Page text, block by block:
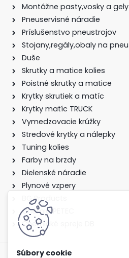
Montážne pasty,vosky a gely
Pneuservisné náradie
Príslušenstvo pneustrojov
Stojany,regály,obaly na pneu
Duše
Skrutky a matice kolies
Poistné skrutky a matice
Krytky skrutiek a matíc
Krytky matíc TRUCK
Vymedzovacie krúžky
Stredové krytky a nálepky
Tuning kolies
Farby na brzdy
Dielenské náradie
Plynové vzpery
BG Products
Chémia PETEC
Chemické spreje DB